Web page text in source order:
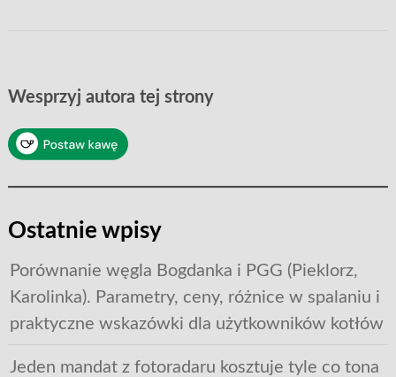
Wesprzyj autora tej strony
Ostatnie wpisy
Porównanie węgla Bogdanka i PGG (Pieklorz,
Karolinka). Parametry, ceny, różnice w spalaniu i
praktyczne wskazówki dla użytkowników kotłów
Jeden mandat z fotoradaru kosztuje tyle co tona